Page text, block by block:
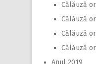
Călăuză
Călăuză
Călăuză
Călăuză